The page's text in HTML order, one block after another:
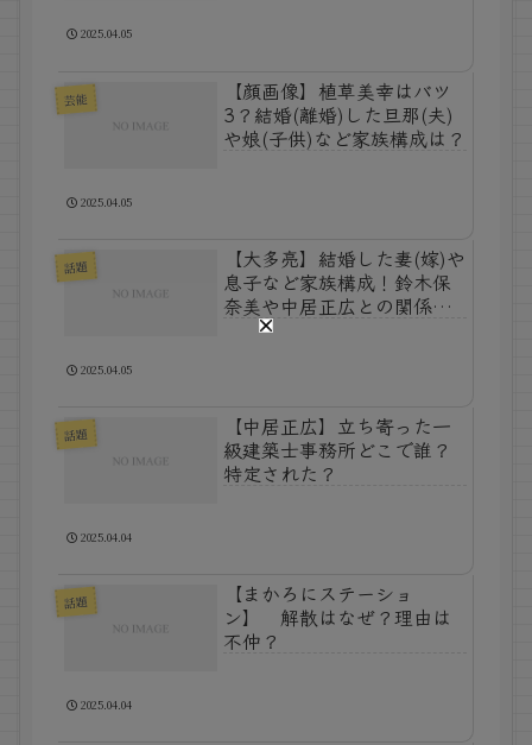
2025.04.05
芸能
【顔画像】植草美幸はバツ
3？結婚(離婚)した旦那(夫)
や娘(子供)など家族構成は？
2025.04.05
話題
【大多亮】結婚した妻(嫁)や
息子など家族構成！鈴木保
奈美や中居正広との関係ま
とめ！
2025.04.05
話題
【中居正広】立ち寄った一
級建築士事務所どこで誰？
特定された？
2025.04.04
話題
【まかろにステーショ
ン】 解散はなぜ？理由は
不仲？
2025.04.04